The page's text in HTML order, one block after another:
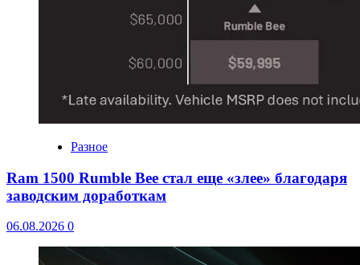
Разное
Ram 1500 Rumble Bee стал еще «злее» благодаря
заводским доработкам
06.08.2026 0